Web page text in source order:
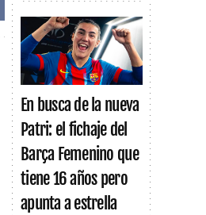
En busca de la nueva
Patri: el fichaje del
Barça Femenino que
tiene 16 años pero
apunta a estrella